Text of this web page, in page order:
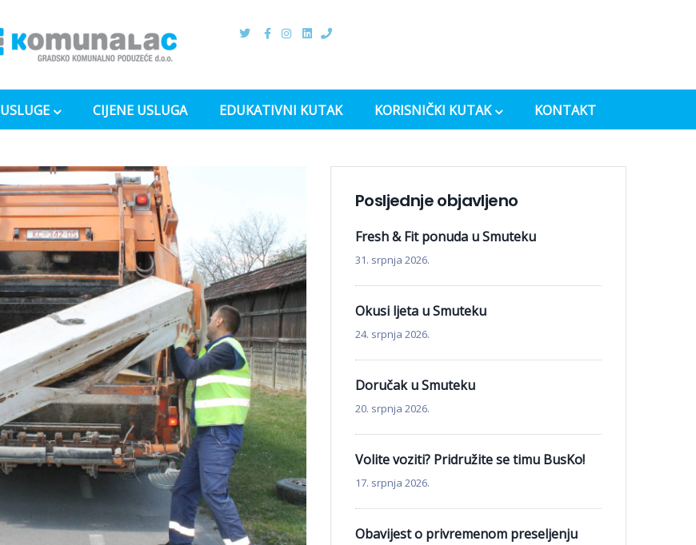
USLUGE CIJENE USLUGA EDUKATIVNI KUTAK KORISNIČKI KUTAK KONTAKT
Posljednje objavljeno
Fresh & Fit ponuda u Smuteku
31. srpnja 2026.
Okusi ljeta u Smuteku
24. srpnja 2026.
Doručak u Smuteku
20. srpnja 2026.
Volite voziti? Pridružite se timu BusKo!
17. srpnja 2026.
Obavijest o privremenom preseljenju